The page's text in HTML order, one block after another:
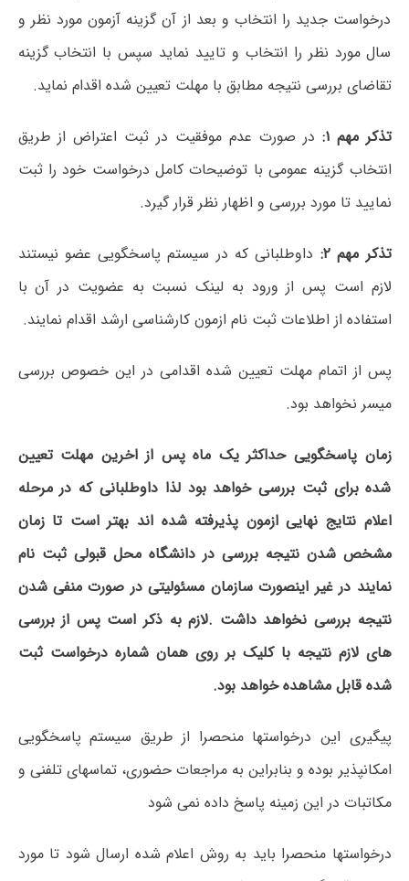
درخواست جدید را انتخاب و بعد از آن گزینه آزمون مورد نظر و
سال مورد نظر را انتخاب و تایید نماید سپس با انتخاب گزینه
تقاضای بررسی نتیجه مطابق با مهلت تعیین شده اقدام نماید.
تذکر مهم ۱:
در صورت عدم موفقیت در ثبت اعتراض از طریق
انتخاب گزینه عمومی با توضیحات کامل درخواست خود را ثبت
نمایید تا مورد بررسی و اظهار نظر قرار گیرد.
تذکر مهم ۲:
داوطلبانی که در سیستم پاسخگویی عضو نیستند
لازم است پس از ورود به لینک نسبت به عضویت در آن با
استفاده از اطلاعات ثبت نام ازمون کارشناسی ارشد اقدام نمایند.
پس از اتمام مهلت تعیین شده اقدامی در این خصوص بررسی
میسر نخواهد بود.
زمان پاسخگویی حداکثر یک ماه پس از اخرین مهلت تعیین
شده برای ثبت بررسی خواهد بود لذا داوطلبانی که در مرحله
اعلام نتایج نهایی ازمون پذیرفته شده اند بهتر است تا زمان
مشخص شدن نتیجه بررسی در دانشگاه محل قبولی ثبت نام
نمایند در غیر اینصورت سازمان مسئولیتی در صورت منفی شدن
نتیجه بررسی نخواهد داشت .لازم به ذکر است پس از بررسی
های لازم نتیجه با کلیک بر روی همان شماره درخواست ثبت
شده قابل مشاهده خواهد بود.
پیگیری این درخواستها منحصرا از طریق سیستم پاسخگویی
امکانپذیر بوده و بنابراین به مراجعات حضوری، تماسهای تلفنی و
مکاتبات در این زمینه پاسخ داده نمی شود
درخواستها منحصرا باید به روش اعلام شده ارسال شود تا مورد